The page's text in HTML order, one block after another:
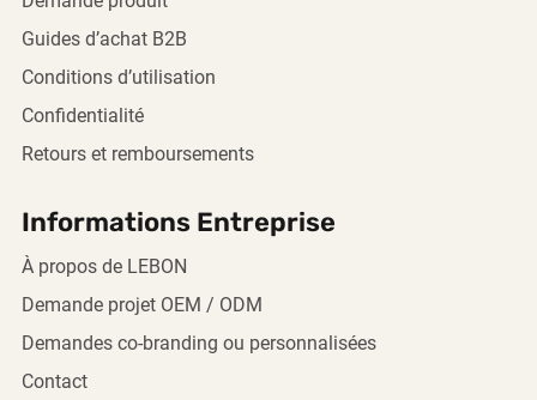
Guides d’achat B2B
Conditions d’utilisation
Confidentialité
Retours et remboursements
Informations Entreprise
À propos de LEBON
Demande projet OEM / ODM
Demandes co-branding ou personnalisées
Contact